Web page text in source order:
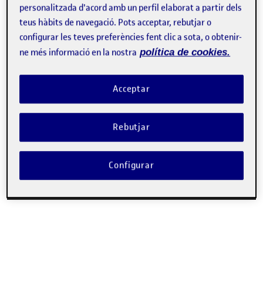
Reproductor
vídeo
personalitzada d'acord amb un perfil elaborat a partir dels
teus hàbits de navegació. Pots acceptar, rebutjar o
configurar les teves preferències fent clic a sota, o obtenir-
ne més informació en la nostra política de cookies.
Rebutjar
Acceptar
Configurar